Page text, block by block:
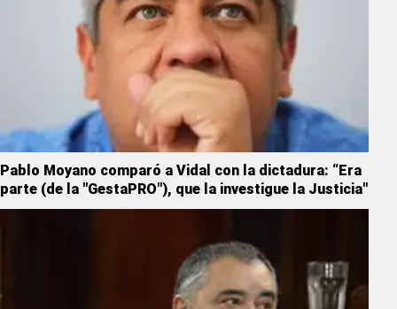
Pablo Moyano comparó a Vidal con la dictadura: “Era
parte (de la "GestaPRO"), que la investigue la Justicia"